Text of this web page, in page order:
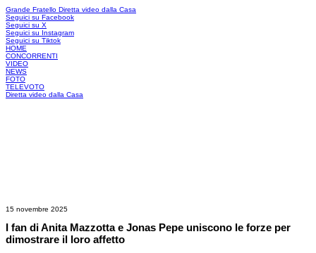
Grande Fratello Diretta video dalla Casa
Seguici su Facebook
Seguici su X
Seguici su Instagram
Seguici su Tiktok
HOME
CONCORRENTI
VIDEO
NEWS
FOTO
TELEVOTO
Diretta video dalla Casa
15 novembre 2025
I fan di Anita Mazzotta e Jonas Pepe uniscono le forze per
dimostrare il loro affetto